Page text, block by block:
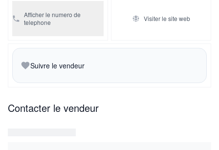
Afficher le numero de
telephone
Visiter le site web
Suivre le vendeur
Contacter le vendeur